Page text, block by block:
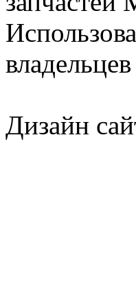
Дизайн